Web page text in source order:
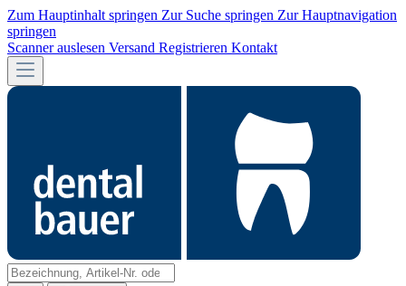
Zum Hauptinhalt springen Zur Suche springen Zur Hauptnavigation
springen
Scanner auslesen Versand Registrieren Kontakt